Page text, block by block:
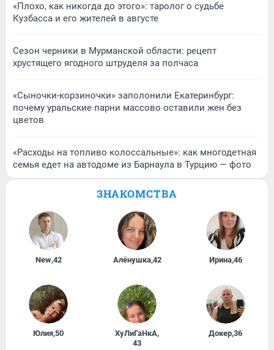
«Плохо, как никогда до этого»: таролог о судьбе
Кузбасса и его жителей в августе
Сезон черники в Мурманской области: рецепт
хрустящего ягодного штруделя за полчаса
«Сыночки-корзиночки» заполонили Екатеринбург:
почему уральские парни массово оставили жен без
цветов
«Расходы на топливо колоссальные»: как многодетная
семья едет на автодоме из Барнаула в Турцию — фото
ЗНАКОМСТВА
New,42 Алёнушка,42 Ирина,46
Юлия,50 ХуЛиГаНкА,
43
Докер,36